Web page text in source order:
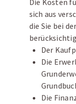
Die Kosten
sich aus
die Sie bei
Der
Die
Die